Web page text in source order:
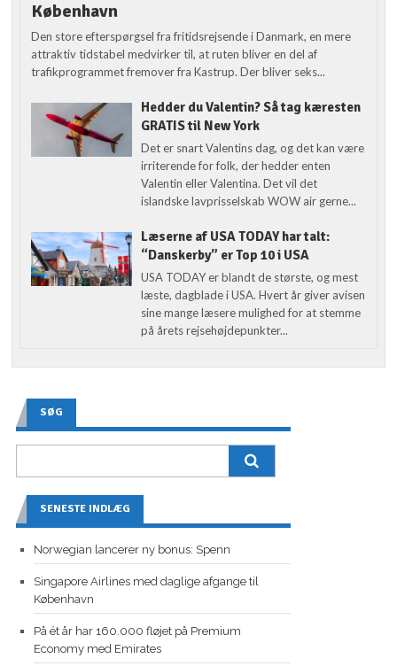
København
Den store efterspørgsel fra fritidsrejsende i Danmark, en mere
attraktiv tidstabel medvirker til, at ruten bliver en del af
trafikprogrammet fremover fra Kastrup. Der bliver seks...
Hedder du Valentin? Så tag kæresten
GRATIS til New York
Det er snart Valentins dag, og det kan være
irriterende for folk, der hedder enten
Valentin eller Valentina. Det vil det
islandske lavprisselskab WOW air gerne...
Læserne af USA TODAY har talt:
“Danskerby” er Top 10 i USA
USA TODAY er blandt de største, og mest
læste, dagblade i USA. Hvert år giver avisen
sine mange læsere mulighed for at stemme
på årets rejsehøjdepunkter...
SØG
SENESTE INDLÆG
Norwegian lancerer ny bonus: Spenn
Singapore Airlines med daglige afgange til
København
På ét år har 160.000 fløjet på Premium
Economy med Emirates